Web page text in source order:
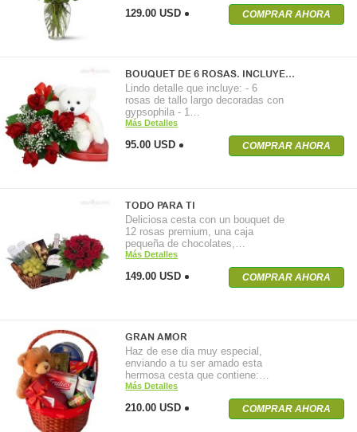
129.00 USD COMPRAR AHORA
BOUQUET DE 6 ROSAS. INCLUYE…
Lindo detalle que incluye: - 6
rosas de tallo largo decoradas con
gypsophila - 1…
Más Detalles
95.00 USD COMPRAR AHORA
TODO PARA TI
Deliciosa cesta con un bouquet de
12 rosas premium, una caja
pequeña de chocolates,…
Más Detalles
149.00 USD COMPRAR AHORA
GRAN AMOR
Haz de ese dia muy especial,
enviando a tu ser amado esta
hermosa cesta que contiene:…
Más Detalles
210.00 USD COMPRAR AHORA